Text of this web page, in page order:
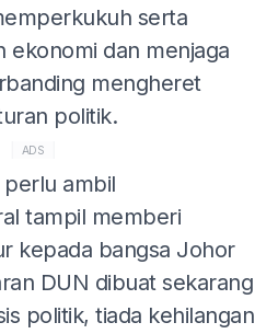
serta
ekonomi dan menjaga
mengheret
politik.
ADS
ambil
tampil memberi
kepada bangsa Johor
DUN dibuat sekarang
politik, tiada kehilangan